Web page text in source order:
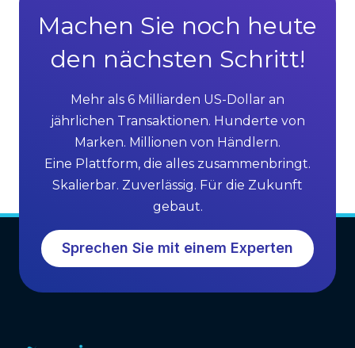
Machen Sie noch heute
den nächsten Schritt!
Mehr als 6 Milliarden US-Dollar an
jährlichen Transaktionen. Hunderte von
Marken. Millionen von Händlern.
Eine Plattform, die alles zusammenbringt.
Skalierbar. Zuverlässig. Für die Zukunft
gebaut.
Sprechen Sie mit einem Experten